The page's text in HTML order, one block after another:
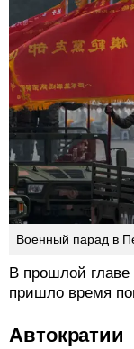
Военный парад в
В прошлой
пришло время
Автократии